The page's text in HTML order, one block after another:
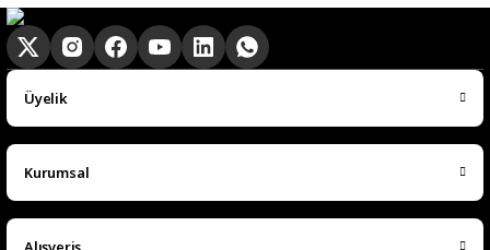
E... E... | 20/05/2026
Ürün güzel
hasan aslan | 03/04/2026
Hızlıca elime ulaştı
emre hasdemir | 15/03/2026
Üyelik
Kurumsal